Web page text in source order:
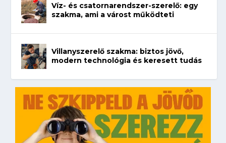
Víz- és csatornarendszer-szerelő: egy
szakma, ami a várost működteti
Villanyszerelő szakma: biztos jövő,
modern technológia és keresett tudás